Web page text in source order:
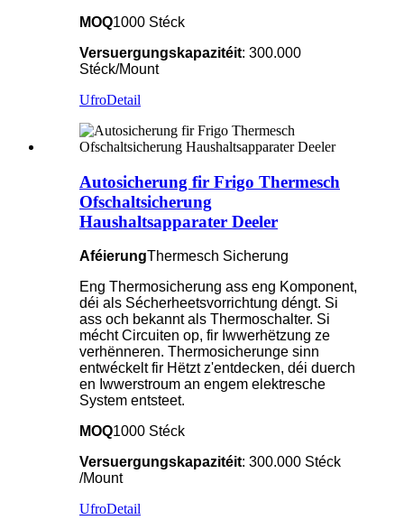
MOQ1000 Stéck
Versuergungskapazitéit: 300.000
Stéck/Mount
UfroDetail
Autosicherung fir Frigo Thermesch
Ofschaltsicherung
Haushaltsapparater Deeler
AféierungThermesch Sicherung
Eng Thermosicherung ass eng Komponent,
déi als Sécherheetsvorrichtung déngt. Si
ass och bekannt als Thermoschalter. Si
mécht Circuiten op, fir Iwwerhëtzung ze
verhënneren. Thermosicherunge sinn
entwéckelt fir Hëtzt z'entdecken, déi duerch
en Iwwerstroum an engem elektresche
System entsteet.
MOQ1000 Stéck
Versuergungskapazitéit: 300.000 Stéck
/Mount
UfroDetail